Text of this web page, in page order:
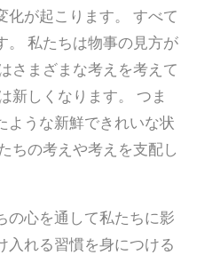
化が起こります。 すべて
。 私たちは物事の見方が
さまざまな考えを考えて
新しくなります。 つま
ような新鮮できれいな状
ちの考えや考えを支配し
の心を通して私たちに影
入れる習慣を身につける